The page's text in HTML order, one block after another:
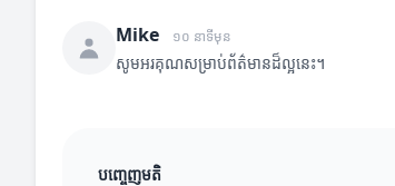
Mike ១០ នាទីមុន
សូមអរគុណសម្រាប់ព័ត៌មានដ៏ល្អនេះ។
បញ្ចេញមតិ